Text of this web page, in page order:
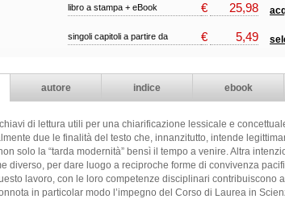
libro a stampa + eBook € 25,98
singoli capitoli a partire da € 5,49
autore indice ebook
chiavi di lettura utili per una chiarificazione lessicale e
due le finalità del testo che, innanzitutto, intende
solo la “tarda modernità” bensì il tempo a venire. Altra
diverso, per dare luogo a reciproche forme di convivenza
lavoro, con le loro competenze disciplinari
in particolar modo l’impegno del Corso di Laurea in